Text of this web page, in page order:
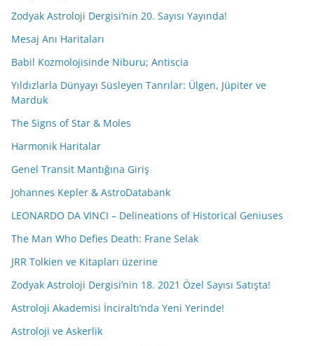
Zodyak Astroloji Dergisi’nin 20. Sayısı Yayında!
Mesaj Anı Haritaları
Babil Kozmolojisinde Niburu; Antiscia
Yıldızlarla Dünyayı Süsleyen Tanrılar: Ülgen, Jüpiter ve
Marduk
The Signs of Star & Moles
Harmonik Haritalar
Genel Transit Mantığına Giriş
Johannes Kepler & AstroDatabank
LEONARDO DA VINCI – Delineations of Historical Geniuses
The Man Who Defies Death: Frane Selak
JRR Tolkien ve Kitapları üzerine
Zodyak Astroloji Dergisi’nin 18. 2021 Özel Sayısı Satışta!
Astroloji Akademisi İnciraltı’nda Yeni Yerinde!
Astroloji ve Askerlik